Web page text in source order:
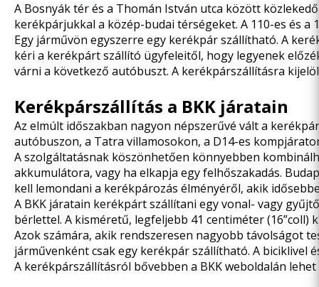
A Bosnyák tér és a Thomán István utca között
kerékpárjukkal a közép-budai térségeket. A 110-es és
Egy járművön egyszerre egy kerékpár szállítható. A
kéri a kerékpárt szállító ügyfeleitől, hogy legyenek
várni a következő autóbuszt. A kerékpárszállításra
Kerékpárszállítás a BKK járatain
Az elmúlt időszakban nagyon népszerűvé vált a
autóbuszon, a Tatra villamosokon, a D14-es
A szolgáltatásnak köszönhetően könnyebben
akkumulátora, vagy ha elkapja egy felhőszakadás.
kell lemondani a kerékpározás élményéről, akik
A BKK járatain kerékpárt szállítani egy vonal- vagy
bérlettel. A kisméretű, legfeljebb 41 centiméter
Azok számára, akik rendszeresen nagyobb távolságot
járművenként csak egy kerékpár szállítható. A
A kerékpárszállításról bővebben a BKK weboldalán